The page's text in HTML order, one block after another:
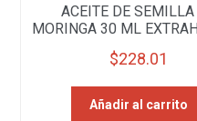
ACEITE DE SEMILLA
MORINGA 30 ML
$228.01
Añadir al carrito